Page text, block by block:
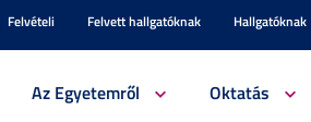
Felvételi Felvett hallgatóknak Hallgatóknak
Az Egyetemről Oktatás